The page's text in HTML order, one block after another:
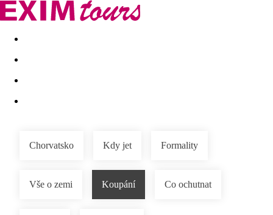
Akční nabídky Last minute
Chorvatsko Kdy jet Formality
Vše o zemi Koupání Co ochutnat